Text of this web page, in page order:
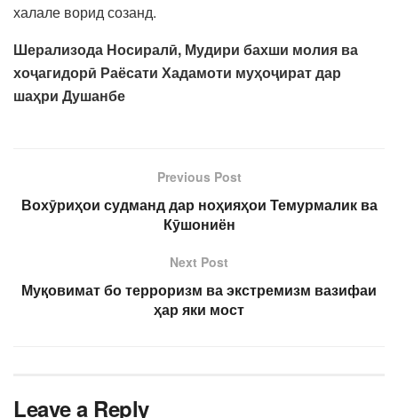
халале ворид созанд.
Шерализода Носиралӣ, Мудири бахши молия ва
хоҷагидорӣ Раёсати Хадамоти муҳоҷират дар
шаҳри Душанбе
Previous Post
Вохӯриҳои судманд дар ноҳияҳои Темурмалик ва
Кӯшониён
Next Post
Муқовимат бо терроризм ва экстремизм вазифаи
ҳар яки мост
Leave a Reply